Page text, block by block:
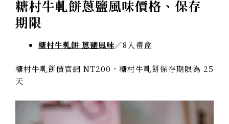
糖村牛軋餅蔥鹽風味價格、保存
期限
糖村牛軋餅 蔥鹽風味／8入禮盒
糖村牛軋餅價官網 NT200，糖村牛軋餅保存期限為 25
天